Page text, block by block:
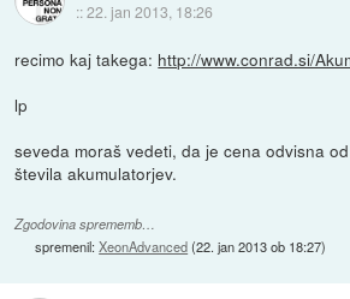
::22. jan 2013, 18:26
recimo kaj takega: http://www.conrad.si/
lp
seveda moraš vedeti, da je cena odvisna
števila akumulatorjev.
Zgodovina sprememb…
spremenil:XeonAdvanced(22. jan 2013 ob 18:27)